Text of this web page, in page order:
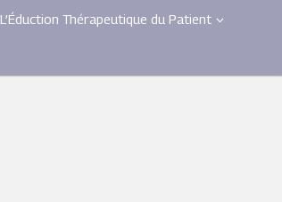
L’Éduction Thérapeutique du Patient